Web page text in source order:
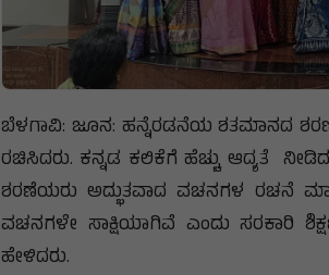
ಬೆಳಗಾವಿ: ಜೂನ: ಹನ್ನೆರಡನೆಯ ಶತಮಾನದ
ರಚಿಸಿದರು. ಕನ್ನಡ ಕಲಿಕೆಗೆ ಹೆಚ್ಚು ಆದ್ಯತೆ
ಶರಣೆಯರು ಅದ್ಭುತವಾದ ವಚನಗಳ ರಚನೆ
ವಚನಗಳೇ ಸಾಕ್ಷಿಯಾಗಿವೆ ಎಂದು ಸರಕಾರಿ
ಹೇಳಿದರು.